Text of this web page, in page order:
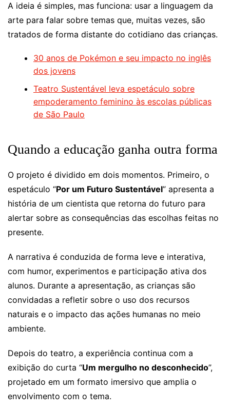
A ideia é simples, mas funciona: usar a linguagem da
arte para falar sobre temas que, muitas vezes, são
tratados de forma distante do cotidiano das crianças.
30 anos de Pokémon e seu impacto no inglês
dos jovens
Teatro Sustentável leva espetáculo sobre
empoderamento feminino às escolas públicas
de São Paulo
Quando a educação ganha outra forma
O projeto é dividido em dois momentos. Primeiro, o
espetáculo “Por um Futuro Sustentável” apresenta a
história de um cientista que retorna do futuro para
alertar sobre as consequências das escolhas feitas no
presente.
A narrativa é conduzida de forma leve e interativa,
com humor, experimentos e participação ativa dos
alunos. Durante a apresentação, as crianças são
convidadas a refletir sobre o uso dos recursos
naturais e o impacto das ações humanas no meio
ambiente.
Depois do teatro, a experiência continua com a
exibição do curta “Um mergulho no desconhecido”,
projetado em um formato imersivo que amplia o
envolvimento com o tema.